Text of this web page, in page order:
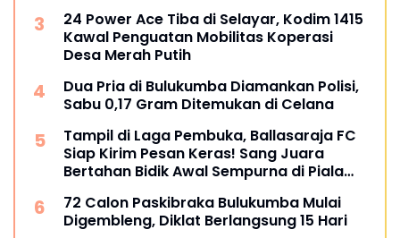
24 Power Ace Tiba di Selayar, Kodim 1415
Kawal Penguatan Mobilitas Koperasi
Desa Merah Putih
Dua Pria di Bulukumba Diamankan Polisi,
Sabu 0,17 Gram Ditemukan di Celana
Tampil di Laga Pembuka, Ballasaraja FC
Siap Kirim Pesan Keras! Sang Juara
Bertahan Bidik Awal Sempurna di Piala
72 Calon Paskibraka Bulukumba Mulai
Digembleng, Diklat Berlangsung 15 Hari